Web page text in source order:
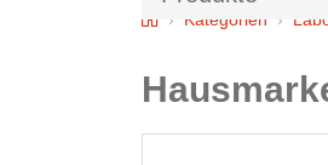
HomeKategorien